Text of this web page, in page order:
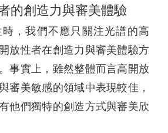
的創造力與審美體驗
，我們不應只關注光譜的高
放性者在創造力與審美體驗方
事實上，雖然整體而言高開放
審美敏感的領域中表現較佳，
他們獨特的創造方式與審美欣